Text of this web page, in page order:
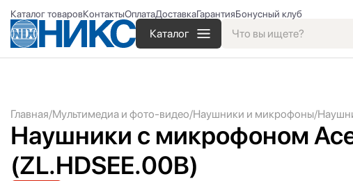
Каталог товаровКонтактыОплатаДоставкаГарантияБонусный клуб
Каталог
Главная Мультимедиа и фото-видео Наушники и микрофоны
Наушники с микрофоном
(ZL.HDSEE.00B)